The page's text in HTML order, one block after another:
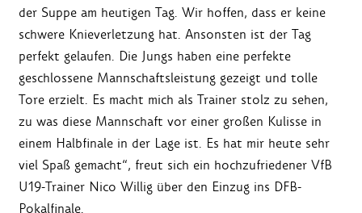
der Suppe am heutigen Tag. Wir hoffen, dass er keine
schwere Knieverletzung hat. Ansonsten ist der Tag
perfekt gelaufen. Die Jungs haben eine perfekte
geschlossene Mannschaftsleistung gezeigt und tolle
Tore erzielt. Es macht mich als Trainer stolz zu sehen,
zu was diese Mannschaft vor einer großen Kulisse in
einem Halbfinale in der Lage ist. Es hat mir heute sehr
viel Spaß gemacht“, freut sich ein hochzufriedener VfB
U19-Trainer Nico Willig über den Einzug ins DFB-
Pokalfinale.